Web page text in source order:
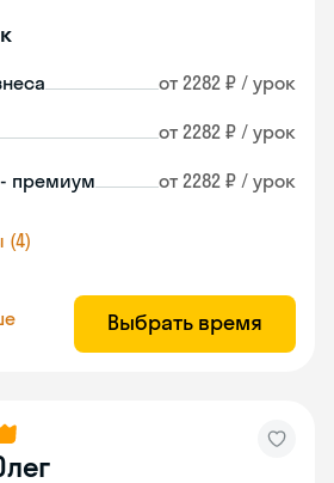
от 2282 ₽ / урок
от 2282 ₽ / урок
премиум от 2282 ₽ / урок
(4)
Выбрать время